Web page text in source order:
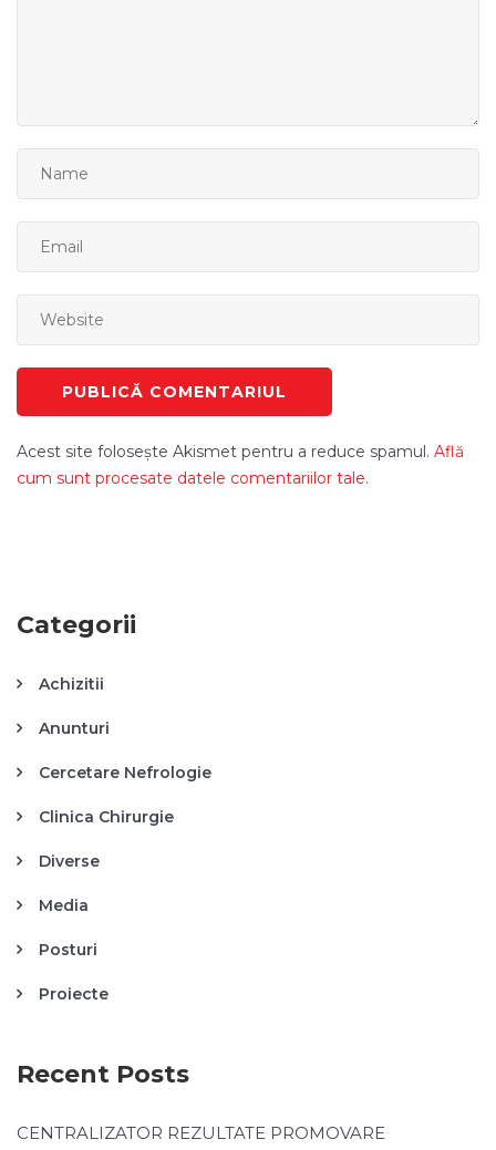
Acest site folosește Akismet pentru a reduce spamul. Află
cum sunt procesate datele comentariilor tale.
Categorii
Achizitii
Anunturi
Cercetare Nefrologie
Clinica Chirurgie
Diverse
Media
Posturi
Proiecte
Recent Posts
CENTRALIZATOR REZULTATE PROMOVARE